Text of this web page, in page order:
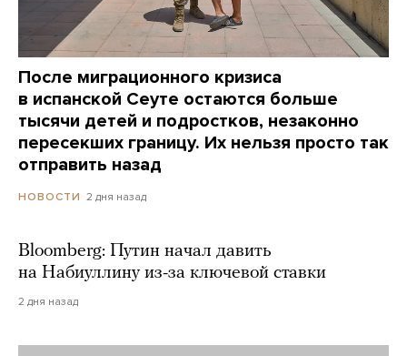
После миграционного кризиса
в испанской Сеуте остаются больше
тысячи детей и подростков, незаконно
пересекших границу. Их нельзя просто так
отправить назад
НОВОСТИ 2 дня назад
Bloomberg: Путин начал давить
на Набиуллину из-за ключевой ставки
2 дня назад